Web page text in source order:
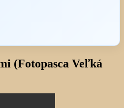
(Fotopasca Veľká